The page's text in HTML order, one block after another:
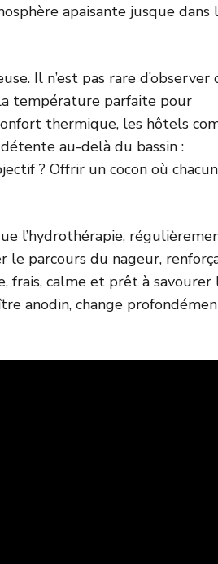
apaisante jusque dans
Il n’est pas rare d’observer
température parfaite pour
thermique, les hôtels
au-delà du bassin :
? Offrir un cocon où chacun
l’hydrothérapie,
le parcours du nageur,
frais, calme et prêt à savourer
anodin, change